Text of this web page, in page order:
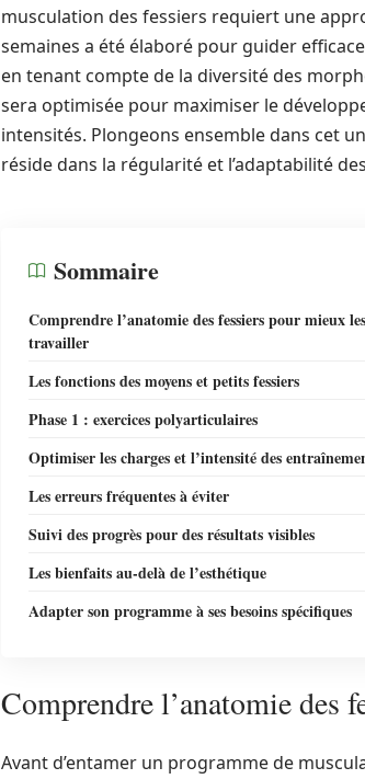
musculation des fessiers requiert une
semaines a été élaboré pour guider
en tenant compte de la diversité des
sera optimisée pour maximiser le
intensités. Plongeons ensemble dans cet
réside dans la régularité et l’adaptabilité
Sommaire
Comprendre l’anatomie des fessiers pour mieux les
travailler
Les fonctions des moyens et petits fessiers
Phase 1 : exercices polyarticulaires
Optimiser les charges et l’intensité des
Les erreurs fréquentes à éviter
Suivi des progrès pour des résultats visibles
Les bienfaits au-delà de l’esthétique
Adapter son programme à ses besoins spécifiques
Comprendre l’anatomie des
Avant d’entamer un programme de